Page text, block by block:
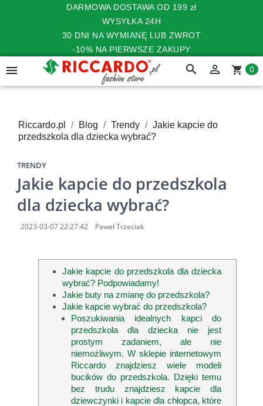
DARMOWA DOSTAWA OD 199 zł
WYSYŁKA 24H
30 DNI NA WYMIANĘ LUB ZWROT
-10% NA PIERWSZE ZAKUPY
 search  shopping_cart 0
Riccardo.pl Blog Trendy
Jakie kapcie do
przedszkola dla dziecka wybrać?
TRENDY
Jakie kapcie do przedszkola
dla dziecka wybrać?
2023-03-07 22:27:42 Paweł Trzeciak
Jakie kapcie do przedszkola dla dziecka
wybrać? Podpowiadamy!
Jakie buty na zmianę do przedszkola?
Jakie kapcie wybrać do przedszkola?
Poszukiwania idealnych kapci do
przedszkola dla dziecka nie jest
prostym zadaniem, ale nie
niemożliwym. W sklepie internetowym
Riccardo znajdziesz wiele modeli
bucików do przedszkola. Dzięki temu
bez trudu znajdziesz kapcie dla
dziewczynki i kapcie dla chłopca, które